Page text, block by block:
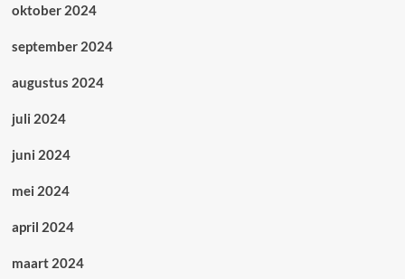
oktober 2024
september 2024
augustus 2024
juli 2024
juni 2024
mei 2024
april 2024
maart 2024